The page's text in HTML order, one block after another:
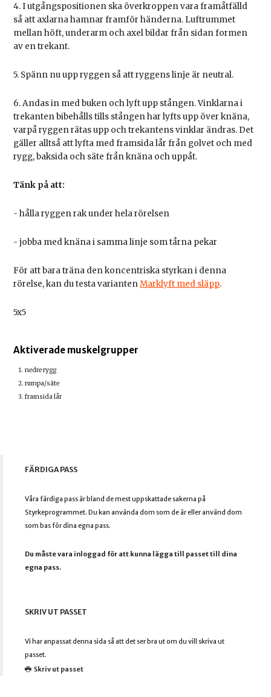
4. I utgångspositionen ska överkroppen vara framåtfälld
så att axlarna hamnar framför händerna. Luftrummet
mellan höft, underarm och axel bildar från sidan formen
av en trekant.
5. Spänn nu upp ryggen så att ryggens linje är neutral.
6. Andas in med buken och lyft upp stången. Vinklarna i
trekanten bibehålls tills stången har lyfts upp över knäna,
varpå ryggen rätas upp och trekantens vinklar ändras. Det
gäller alltså att lyfta med framsida lår från golvet och med
rygg, baksida och säte från knäna och uppåt.
Tänk på att:
- hålla ryggen rak under hela rörelsen
- jobba med knäna i samma linje som tårna pekar
För att bara träna den koncentriska styrkan i denna
rörelse, kan du testa variantenMarklyft med släpp.
5x5
Aktiverade muskelgrupper
nedre rygg
rumpa/säte
framsida lår
FÄRDIGA PASS
Våra färdiga pass är bland de mest uppskattade sakerna på
Styrkeprogrammet. Du kan använda dom som de är eller använd dom
som bas för dina egna pass.
Du måste vara inloggad för att kunna lägga till passet till dina
egna pass.
SKRIV UT PASSET
Vi har anpassat denna sida så att det ser bra ut om du vill skriva ut
passet.
Skriv ut passet